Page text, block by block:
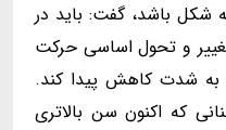
شکل باشد، گفت: باید در
و تحول اساسی حرکت
به شدت کاهش پیدا کند.
که اکنون سن بالاتری